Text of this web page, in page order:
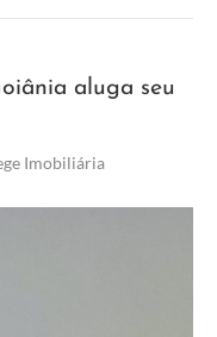
aluga seu
Imobiliária